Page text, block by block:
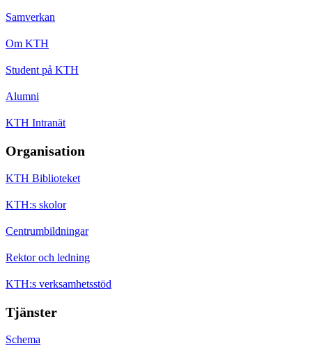
Samverkan
Om KTH
Student på KTH
Alumni
KTH Intranät
Organisation
KTH Biblioteket
KTH:s skolor
Centrumbildningar
Rektor och ledning
KTH:s verksamhetsstöd
Tjänster
Schema